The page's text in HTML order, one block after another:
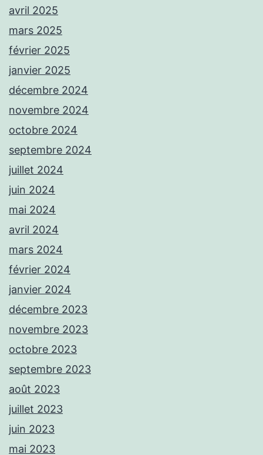
avril 2025
mars 2025
février 2025
janvier 2025
décembre 2024
novembre 2024
octobre 2024
septembre 2024
juillet 2024
juin 2024
mai 2024
avril 2024
mars 2024
février 2024
janvier 2024
décembre 2023
novembre 2023
octobre 2023
septembre 2023
août 2023
juillet 2023
juin 2023
mai 2023